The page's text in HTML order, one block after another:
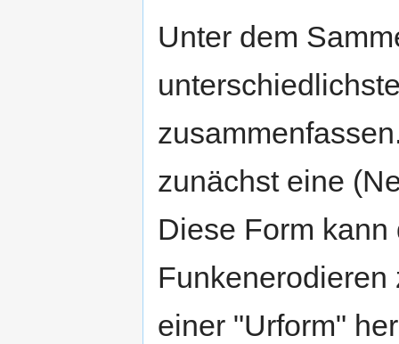
Unter dem
zunächst eine
Diese Form
einer "Urform"